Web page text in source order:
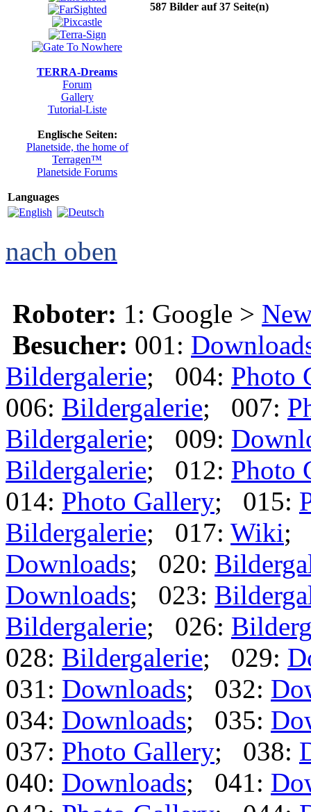
TERRA-Dreams
Forum
Gallery
Tutorial-Liste
Englische Seiten:
Planetside, the home of
Terragen™
Planetside Forums
Languages
587 Bilder auf 37 Seite(n)
nach oben
Roboter: 1: Google >
Besucher: 001:
Bildergalerie; 004: Photo
006: Bildergalerie; 007:
Bildergalerie; 009:
Bildergalerie; 012: Photo
014: Photo Gallery; 015:
Bildergalerie; 017: Wiki;
Downloads; 020:
Downloads; 023:
Bildergalerie; 026:
028: Bildergalerie; 029:
031: Downloads; 032:
034: Downloads; 035:
037: Photo Gallery; 038:
040: Downloads; 041: